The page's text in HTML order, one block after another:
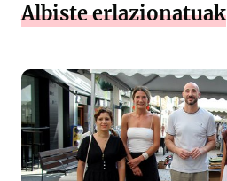
Albiste erlazionatuak